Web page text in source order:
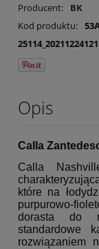
Producent:
BK
Kod produktu:
Opis
Calla
Calla
które na
purpurowo-
dorasta do
standardowe
rozwiązaniem